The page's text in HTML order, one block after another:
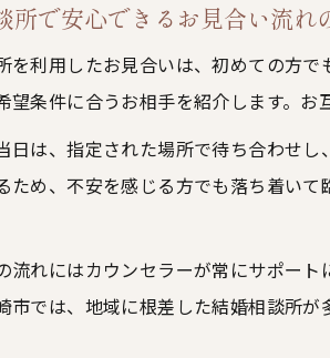
所で安心できるお見合い流れ
を利用したお見合いは、初めての方
望条件に合うお相手を紹介します。お
日は、指定された場所で待ち合わせ
ため、不安を感じる方でも落ち着い
流れにはカウンセラーが常にサポー
市では、地域に根差した結婚相談所が